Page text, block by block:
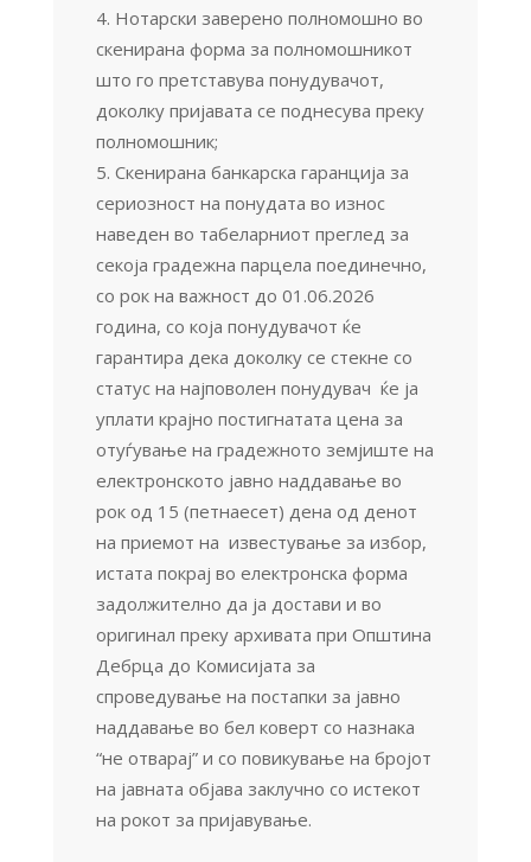
Нотарски заверено полномошно во
скенирана форма за полномошникот
што го претставува понудувачот,
доколку пријавата се поднесува преку
полномошник;
Скенирана банкарска гаранција за
сериозност на понудата во износ
наведен во табеларниот преглед за
секоја градежна парцела поединечно,
со рок на важност до 01.06.2026
година, со која понудувачот ќе
гарантира дека доколку се стекне со
статус на најповолен понудувач ќе ја
уплати крајно постигнатата цена за
отуѓување на градежното земјиште на
електронското јавно наддавање во
рок од 15 (петнаесет) дена од денот
на приемот на известување за избор,
истата покрај во електронска форма
задолжително да ја достави и во
оригинал преку архивата при Општина
Дебрца до Комисијата за
спроведување на постапки за јавно
наддавање во бел коверт со назнака
“не отварај” и со повикување на бројот
на јавната објава заклучно со истекот
на рокот за пријавување.